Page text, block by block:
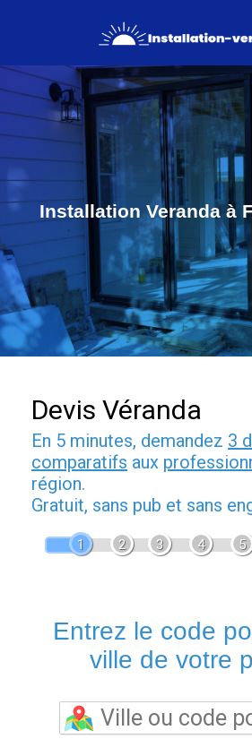
Installation Veranda à
Devis Véranda
En 5 minutes, demandez 3
comparatifs aux
région.
Gratuit, sans pub et sans
1 2 3 4 5
Entrez le code
ville de votre